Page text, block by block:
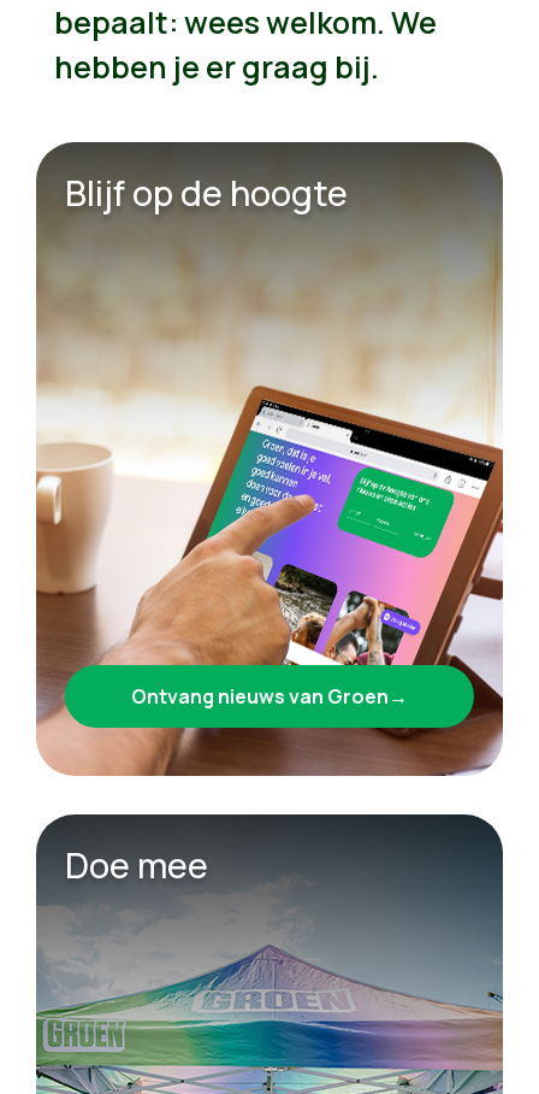
bepaalt: wees welkom. We
hebben je er graag bij.
Blijf op de hoogte
Ontvang nieuws van Groen→
Doe mee